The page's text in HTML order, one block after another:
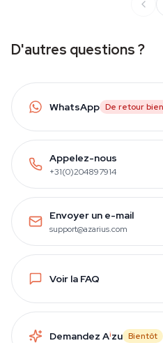
D'autres questions ?
WhatsApp De retour
Appelez-nous
+31(0)204897914
Envoyer un e-mail
support@azarius.com
Voir la FAQ
Demandez Aizu Bientôt